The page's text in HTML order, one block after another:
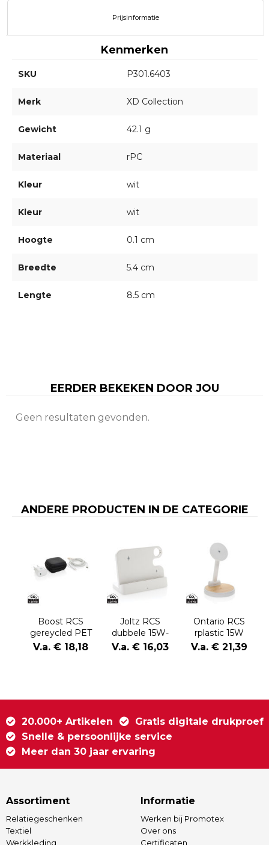
Prijsinformatie
Kenmerken
SKU P301.6403
Merk XD Collection
Gewicht 42.1 g
Materiaal rPC
Kleur wit
Kleur wit
Hoogte 0.1 cm
Breedte 5.4 cm
Lengte 8.5 cm
EERDER BEKEKEN DOOR JOU
Geen resultaten gevonden.
ANDERE PRODUCTEN IN DE CATEGORIE
Boost RCS
gereycled PET
20W type C 2-
V.a. € 18,18
Joltz RCS
dubbele 15W-
oplader van
gerecycled
V.a. € 16,03
Ontario RCS
rplastic 15W
magnetische 2
in 1 lader
V.a. € 21,39
20.000+ Artikelen
Gratis digitale drukproef
Snelle & persoonlijke service
Meer dan 30 jaar ervaring
Assortiment
Relatiegeschenken
Textiel
Werkkleding
Informatie
Werken bij Promotex
Over ons
Certificaten